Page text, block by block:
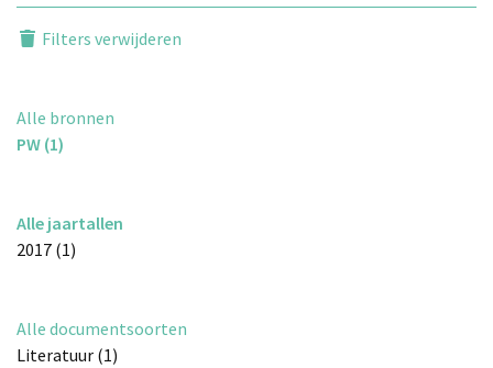
Filters verwijderen
Alle bronnen
PW (1)
Alle jaartallen
2017 (1)
Alle documentsoorten
Literatuur (1)